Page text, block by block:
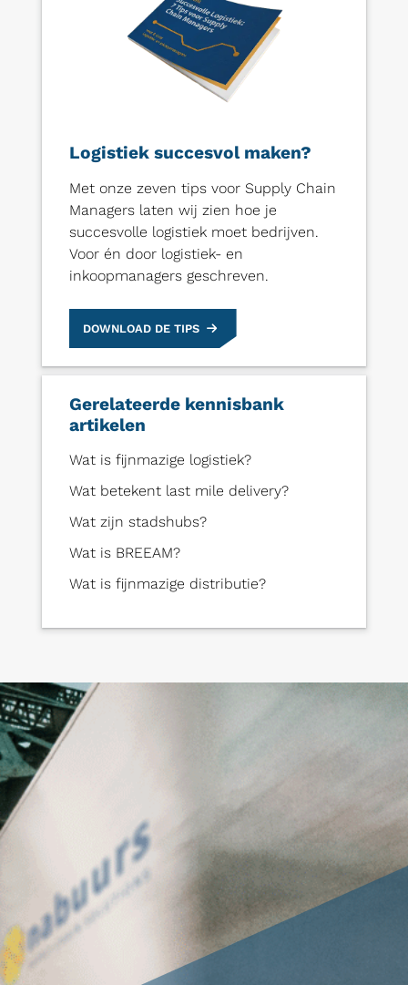
Logistiek succesvol maken?
Met onze zeven tips voor Supply Chain
Managers laten wij zien hoe je
succesvolle logistiek moet bedrijven.
Voor én door logistiek- en
inkoopmanagers geschreven.
DOWNLOAD DE TIPS
Gerelateerde kennisbank
artikelen
Wat is fijnmazige logistiek?
Wat betekent last mile delivery?
Wat zijn stadshubs?
Wat is BREEAM?
Wat is fijnmazige distributie?